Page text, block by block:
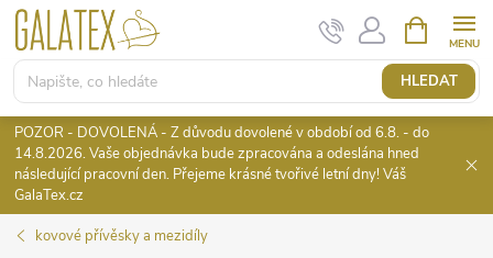
Přejít
obsah
HLEDAT
NÁKUPNÍ
KOŠÍK
POZOR - DOVOLENÁ - Z důvodu dovolené v období od 6.8. - do
14.8.2026. Vaše objednávka bude zpracována a odeslána hned
následující pracovní den. Přejeme krásné tvořivé letní dny! Váš
GalaTex.cz
kovové přívěsky a mezidíly